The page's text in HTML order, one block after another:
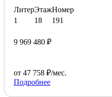
Литер
1
Этаж
18
Номер
191
9 969 480 ₽
от 47 758 ₽/мес.
Подробнее